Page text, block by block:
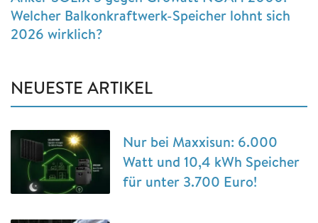
Welcher Balkonkraftwerk-Speicher lohnt sich
2026 wirklich?
NEUESTE ARTIKEL
Nur bei Maxxisun: 6.000
Watt und 10,4 kWh Speicher
für unter 3.700 Euro!